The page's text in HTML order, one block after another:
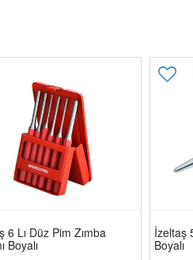
6 Lı Düz Pim Zımba
Boyalı
İzeltaş
Boyalı